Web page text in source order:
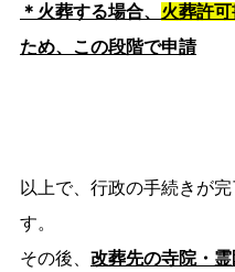
＊火葬する場合、 火葬許
ため、この段階で申請
以上で、行政の手続きが完
す。
その後、 改葬先の寺院・霊